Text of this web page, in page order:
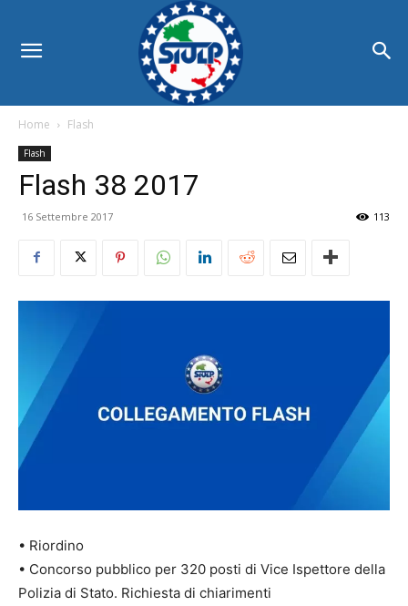
Home Flash
Flash
Flash 38 2017
16 Settembre 2017 113
• Riordino
• Concorso pubblico per 320 posti di Vice Ispettore della
Polizia di Stato. Richiesta di chiarimenti